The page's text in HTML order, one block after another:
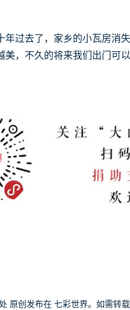
年过去了，家乡的小瓦房消
美，不久的将来我们出门可
原创发布在 七彩世界。如需转